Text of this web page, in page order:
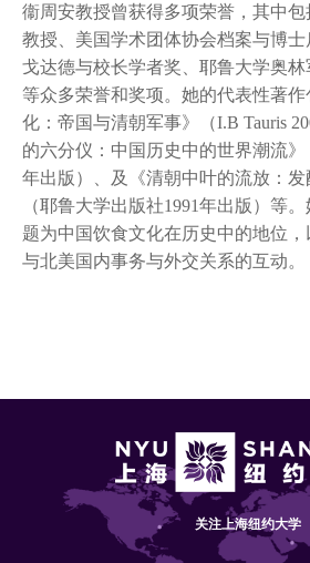
衞周安教授曾获得多项荣誉，其中
教授、美国学术团体协会档案与博
戈达德与校长学者奖、耶鲁大学奥
等众多荣誉和奖项。她的代表性著
化：帝国与清朝军事》（I.B Tauris
的六分仪：中国历史中的世界潮流》
年出版）、及《清朝中叶的流放：发
（耶鲁大学出版社1991年出版）等
题为中国饮食文化在历史中的地位
与北美国内事务与外交关系的互动。
关注上海纽约大学